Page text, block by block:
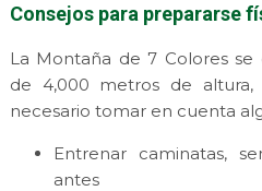
Consejos para prepararse
La Montaña de 7 Colores
de 4,000 metros de
necesario tomar en cuenta
Entrenar caminatas,
antes